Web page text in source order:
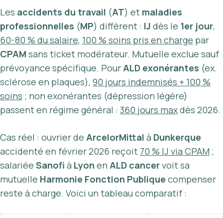
Les accidents du travail (AT) et maladies
professionnelles (MP) diffèrent : IJ dès le 1er jour,
60-80 % du salaire, 100 % soins pris en charge par
CPAM sans ticket modérateur. Mutuelle exclue sauf
prévoyance spécifique. Pour ALD exonérantes (ex.
sclérose en plaques), 90 jours indemnisés + 100 %
soins ; non exonérantes (dépression légère)
passent en régime général : 360 jours maxdès 2026.
Cas réel : ouvrier de ArcelorMittal à Dunkerque
accidenté en février 2026 reçoit 70 % IJ via CPAM ;
salariée Sanofi à Lyon en ALD cancervoit sa
mutuelle Harmonie Fonction Publique compenser
reste à charge. Voici un tableau comparatif :